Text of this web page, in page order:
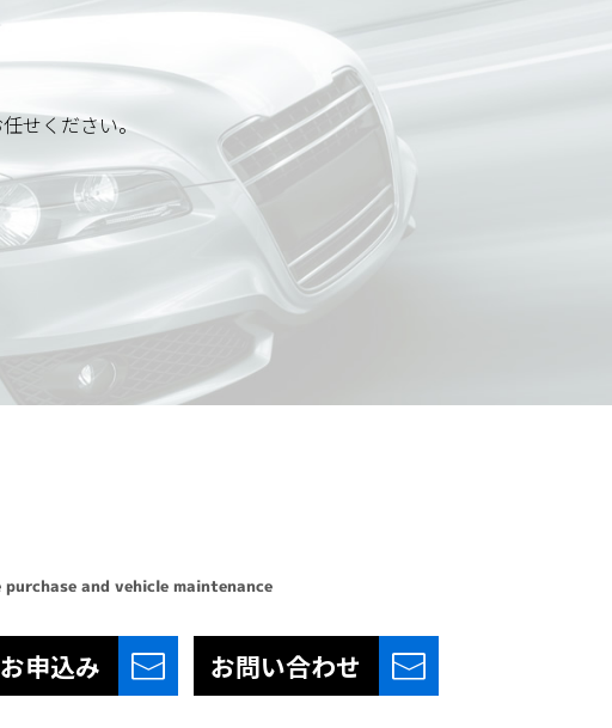
せください。
purchase and vehicle maintenance
お申込み お問い合わせ